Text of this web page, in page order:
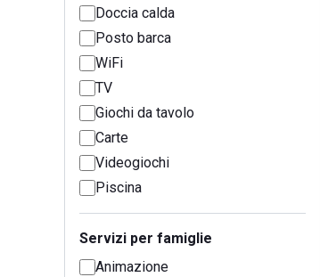
Doccia calda
Posto barca
WiFi
TV
Giochi da tavolo
Carte
Videogiochi
Piscina
Servizi per famiglie
Animazione